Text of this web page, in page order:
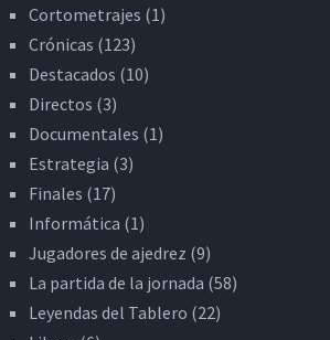
Cortometrajes (1)
Crónicas (123)
Destacados (10)
Directos (3)
Documentales (1)
Estrategia (3)
Finales (17)
Informática (1)
Jugadores de ajedrez (9)
La partida de la jornada (58)
Leyendas del Tablero (22)